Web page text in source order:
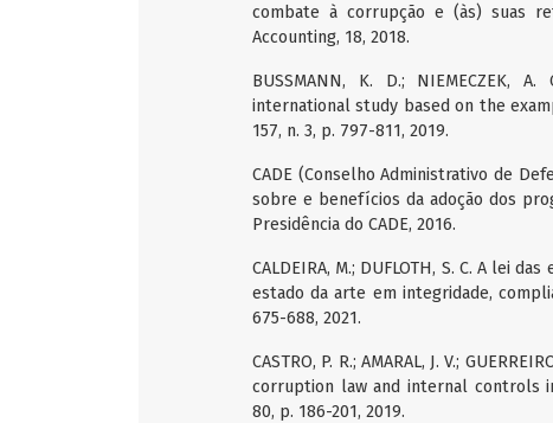
combate à corrupção e (às) suas
Accounting, 18, 2018.
BUSSMANN, K. D.; NIEMECZEK,
international study based on the
157, n. 3, p. 797-811, 2019.
CADE (Conselho Administrativo de
sobre e benefícios da adoção dos
Presidência do CADE, 2016.
CALDEIRA, M.; DUFLOTH, S. C. A lei
estado da arte em integridade,
675-688, 2021.
CASTRO, P. R.; AMARAL, J. V.;
corruption law and internal controls
80, p. 186-201, 2019.